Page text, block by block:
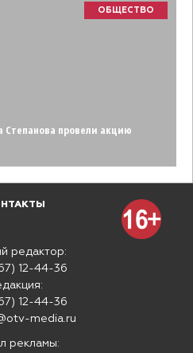
ОБЩЕСТВО
Степанова провели акцию
редактор:
12-44-36
12-44-36
media.ru
рекламы: